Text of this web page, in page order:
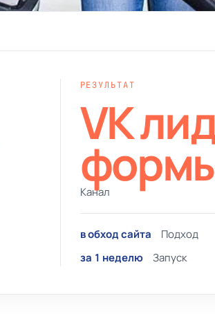
РЕЗУЛЬТАТ
VK
Канал
в обход сайта
Подход
за 1 неделю
Запуск